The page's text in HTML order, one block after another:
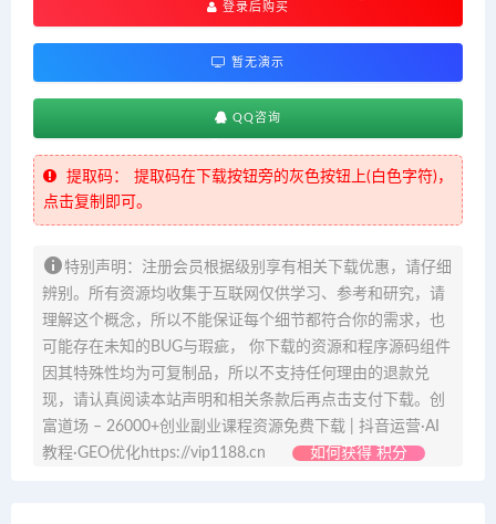
登录后购买
暂无演示
QQ咨询
提取码：
提取码在下载按钮旁的灰色按钮上(白色字符)，
点击复制即可。
特别声明：注册会员根据级别享有相关下载优惠，请仔细
辨别。所有资源均收集于互联网仅供学习、参考和研究，请
理解这个概念，所以不能保证每个细节都符合你的需求，也
可能存在未知的BUG与瑕疵， 你下载的资源和程序源码组件
因其特殊性均为可复制品，所以不支持任何理由的退款兑
现，请认真阅读本站声明和相关条款后再点击支付下载。创
富道场 – 26000+创业副业课程资源免费下载 | 抖音运营·AI
教程·GEO优化https://vip1188.cn
如何获得 积分